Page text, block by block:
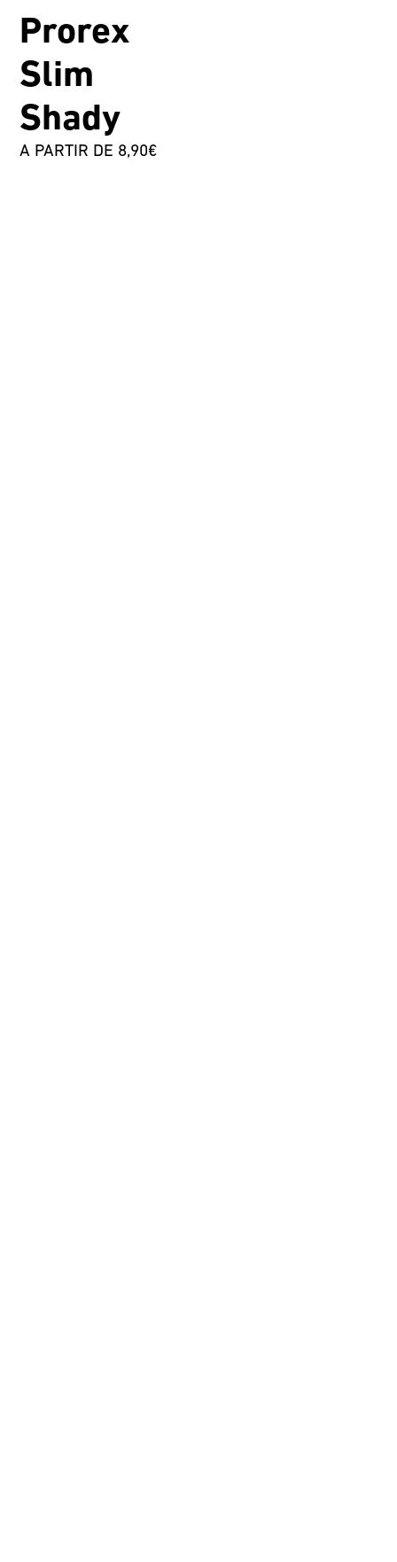
Prorex
Slim
Shady
A PARTIR DE 8,90€